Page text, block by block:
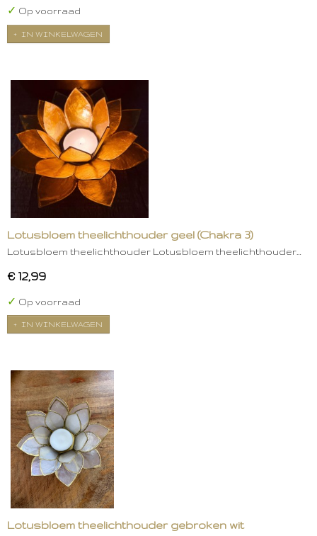
✓ Op voorraad
IN WINKELWAGEN
Lotusbloem theelichthouder geel (Chakra 3)
Lotusbloem theelichthouder Lotusbloem theelichthouder…
€ 12,99
✓ Op voorraad
IN WINKELWAGEN
Lotusbloem theelichthouder gebroken wit